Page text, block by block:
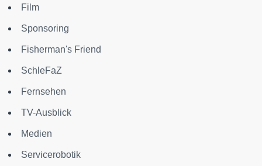
Film
Sponsoring
Fisherman's Friend
SchleFaZ
Fernsehen
TV-Ausblick
Medien
Servicerobotik